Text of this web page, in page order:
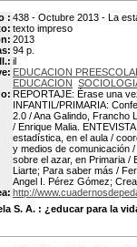
: 438 - Octubre 2013 - La
texto impreso
2013
94 p.
Il.: il
EDUCACION
EDUCACION
REPORTAJE: Érase una
INFANTIL/PRIMARIA:
2.0 / Ana Galindo, Francho
/ Enrique Malia.
estadística, en el aula /
y medios de comunicación
sobre el azar, en Primaria /
Liarte; Para saber más /
Angel I. Pérez Gómez;
http://
S. A. : ¿educar para la